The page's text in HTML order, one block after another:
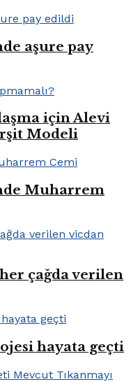
aşure pay
için Alevi
Modeli
Muharrem
çağda verilen
hayata geçti